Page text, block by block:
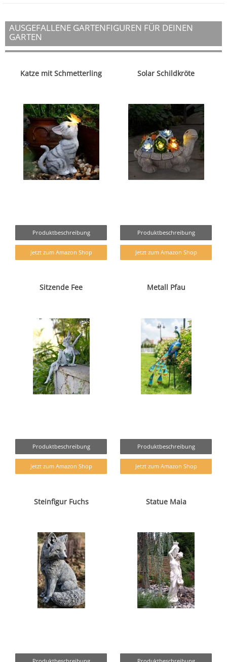
AUSGEFALLENE GARTENFIGUREN FÜR DEINEN
GARTEN
Katze mit Schmetterling
Produktbeschreibung
Jetzt zum Amazon Shop
Solar Schildkröte
Produktbeschreibung
Jetzt zum Amazon Shop
Sitzende Fee
Produktbeschreibung
Jetzt zum Amazon Shop
Metall Pfau
Produktbeschreibung
Jetzt zum Amazon Shop
Steinfigur Fuchs Statue Maia